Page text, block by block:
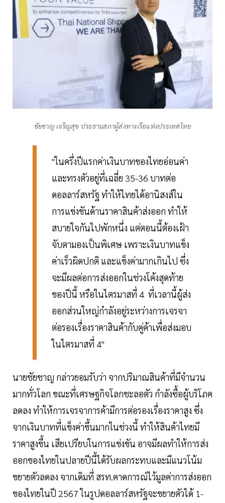
ชัยชาญ เจริญสุข ประธานสภาผู้ส่งทางเรือแห่งประเทศไทย
"ในครึ่งปีแรกค่าเงินบาทของไทยอ่อนค่า
และทรงตัวอยู่ที่เฉลี่ย 35-36 บาทต่อ
ดอลลาร์สหรัฐ ทำให้ไทยได้อานิสงส์ใน
การแข่งขันด้านราคาสินค้าส่งออก ทำให้
สบายใจกันไปพักหนึ่ง แต่ตอนนี้ต้องเฝ้า
จับตามองเป็นพิเศษ เพราะเงินบาทแข็ง
ค่าเร็วผิดปกติ และแข็งค่ามากเกินไป ซึ่ง
จะมีผลต่อการส่งออกในช่วงโค้งสุดท้าย
ของปีนี้ หรือในไตรมาสที่ 4 ที่เวลานี้ผู้ส่ง
ออกส่วนใหญ่กำลังอยู่ระหว่างการเจรจา
ต่อรองเรื่องราคาสินค้ากับคู่ค้าเพื่อส่งมอบ
ในไตรมาสที่ 4"
นายชัยชาญ กล่าวยอมรับว่า จากปริมาณสินค้าที่มีจำนวน
มากทั่วโลก ขณะที่เศรษฐกิจโลกชะลอตัว กำลังซื้อผู้บริโภค
ลดลง ทำให้การเจรจาการค้ามีการต่อรองเรื่องราคาสูง ซึ่ง
จากเงินบาทที่แข็งค่าขึ้นมากในช่วงนี้ ทำให้สินค้าไทยมี
ราคาสูงขึ้น เสียเปรียบในการแข่งขัน อาจมีผลทำให้การส่ง
ออกของไทยในปลายปีนี้ได้รับผลกระทบและมีแนวโน้ม
ขยายตัวลดลง จากเดิมที่ สรท.คาดการณ์ไว้มูลค่าการส่งออก
ของไทยในปี 2567 ในรูปดอลลาร์สหรัฐจะขยายตัวได้ 1-